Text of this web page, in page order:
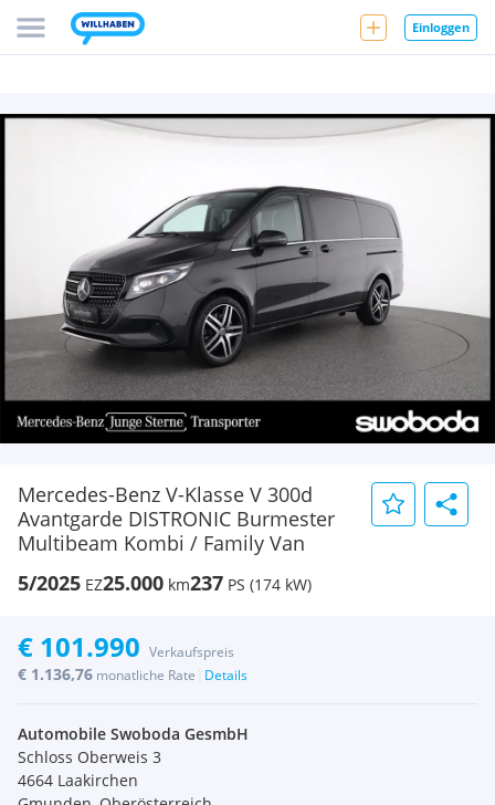
Einloggen
Mercedes-Benz V-Klasse V 300d
Avantgarde DISTRONIC Burmester
Multibeam Kombi / Family Van
5/2025 EZ25.000 km237 PS (174 kW)
€ 101.990 Verkaufspreis
€ 1.136,76 monatliche Rate Details
Automobile Swoboda GesmbH
Schloss Oberweis 3
4664 Laakirchen